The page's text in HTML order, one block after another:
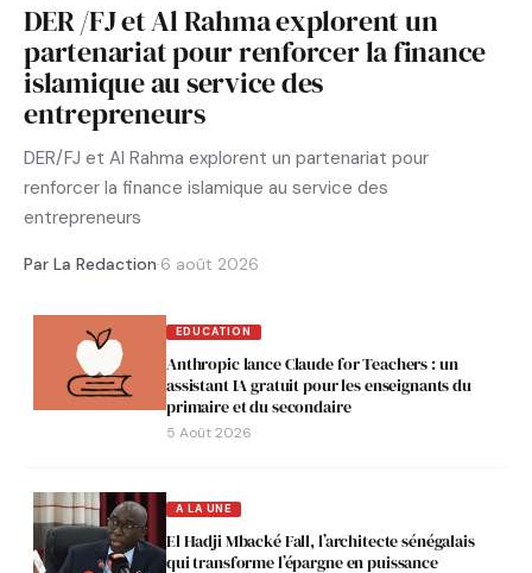
DER /FJ et Al Rahma explorent un
partenariat pour renforcer la finance
islamique au service des
entrepreneurs
DER/FJ et Al Rahma explorent un partenariat pour
renforcer la finance islamique au service des
entrepreneurs
Par La Redaction·6 août 2026
EDUCATION
Anthropic lance Claude for Teachers : un
assistant IA gratuit pour les enseignants du
primaire et du secondaire
5 Août 2026
A LA UNE
El Hadji Mbacké Fall, l’architecte sénégalais
qui transforme l’épargne en puissance